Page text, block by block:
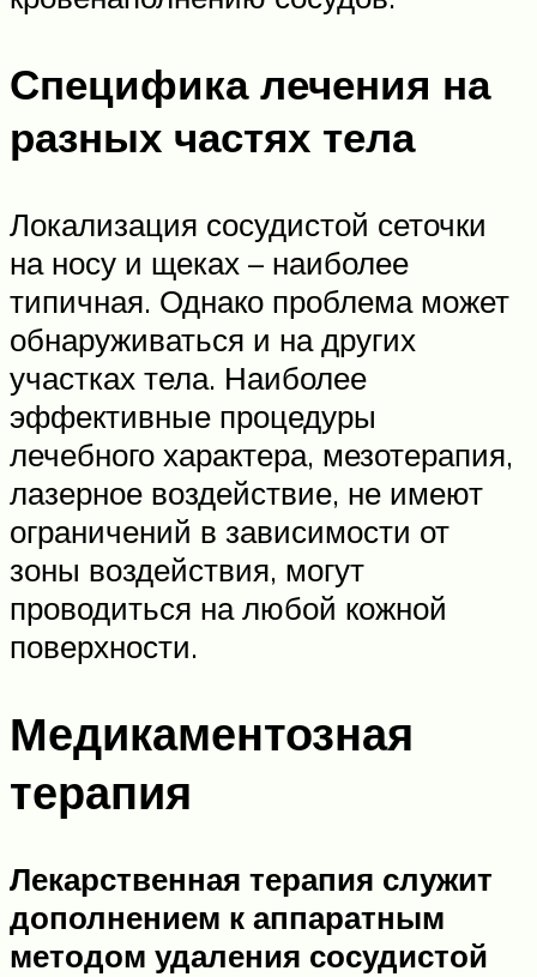
Специфика лечения на
разных частях тела
Локализация сосудистой сеточки
на носу и щеках – наиболее
типичная. Однако проблема может
обнаруживаться и на других
участках тела. Наиболее
эффективные процедуры
лечебного характера, мезотерапия,
лазерное воздействие, не имеют
ограничений в зависимости от
зоны воздействия, могут
проводиться на любой кожной
поверхности.
Медикаментозная
терапия
Лекарственная терапия служит
дополнением к аппаратным
методом удаления сосудистой